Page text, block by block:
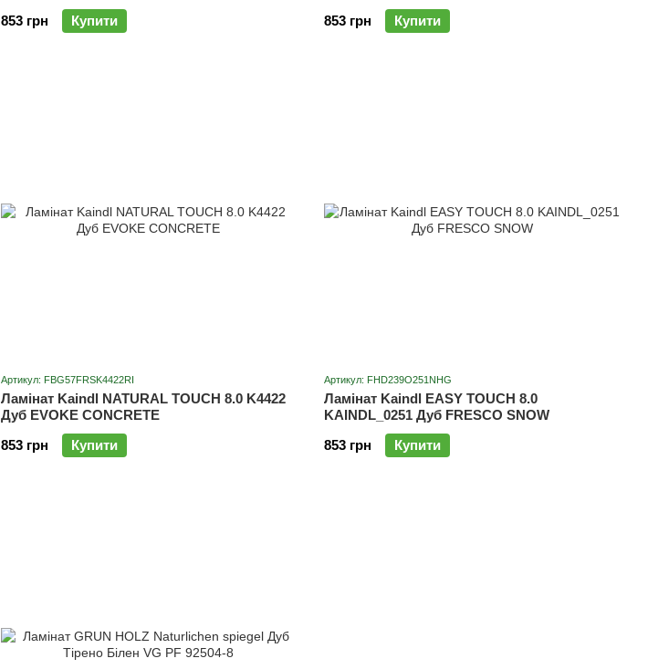
853 грн
Купити
853 грн
Купити
Артикул: FBG57FRSK4422RI
Ламінат Kaindl NATURAL TOUCH 8.0 K4422
Дуб EVOKE CONCRETE
853 грн
Купити
Артикул: FHD239O251NHG
Ламінат Kaindl EASY TOUCH 8.0
KAINDL_0251 Дуб FRESCO SNOW
853 грн
Купити